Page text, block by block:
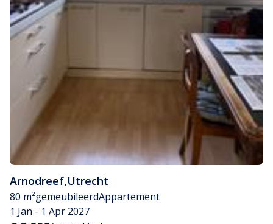
Arnodreef,Utrecht
80 m²gemeubileerdAppartement
1 Jan - 1 Apr 2027